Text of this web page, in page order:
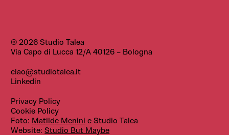
© 2026 Studio Talea
Via Capo di Lucca 12/A40126 – Bologna
ciao@studiotalea.it
Linkedin
Privacy Policy
Cookie Policy
Foto: Matilde Menini e Studio Talea
Website:Studio But Maybe